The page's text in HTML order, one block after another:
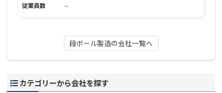
従業員数
--
段ボール製造の会社一覧へ
カテゴリーから会社を探す